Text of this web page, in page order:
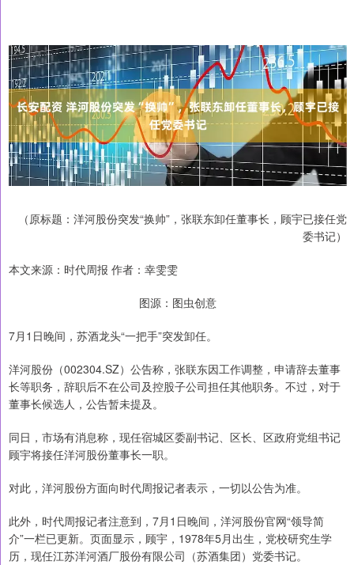
（原标题：洋河股份突发“换帅”，张联东卸任董事长，顾宇已接任党
委书记）
本文来源：时代周报 作者：幸雯雯
图源：图虫创意
7月1日晚间，苏酒龙头“一把手”突发卸任。
洋河股份（002304.SZ）公告称，张联东因工作调整，申请辞去董事
长等职务，辞职后不在公司及控股子公司担任其他职务。不过，对于
董事长候选人，公告暂未提及。
同日，市场有消息称，现任宿城区委副书记、区长、区政府党组书记
顾宇将接任洋河股份董事长一职。
对此，洋河股份方面向时代周报记者表示，一切以公告为准。
此外，时代周报记者注意到，7月1日晚间，洋河股份官网“领导简
介”一栏已更新。页面显示，顾宇，1978年5月出生，党校研究生学
历，现任江苏洋河酒厂股份有限公司（苏酒集团）党委书记。